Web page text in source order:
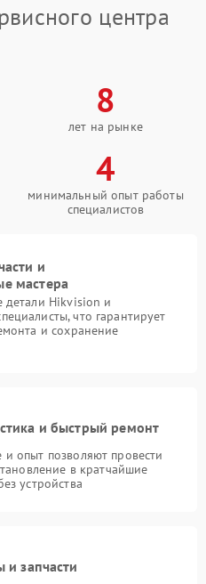
центра
8
лет на рынке
4
минимальный опыт работы
специалистов
и
мастера
детали Hikvision и
что гарантирует
и сохранение
и быстрый ремонт
опыт позволяют провести
в кратчайшие
устройства
и запчасти